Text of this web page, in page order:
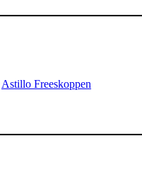
Astillo Freeskoppen